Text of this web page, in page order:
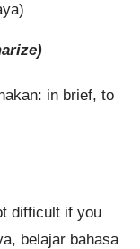
in brief, to
difficult if you
belajar bahasa